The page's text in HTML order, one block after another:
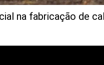
na fabricação de